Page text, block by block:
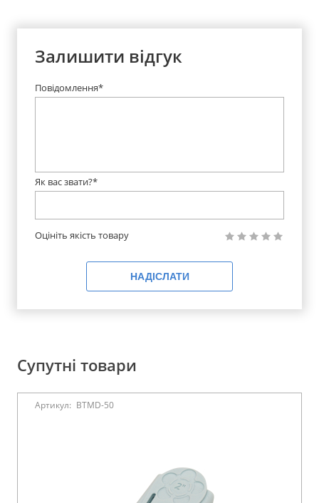
Залишити відгук
Повідомлення*
Як вас звати?*
Оцініть якість товару
НАДІСЛАТИ
Супутні товари
Артикул: BTMD-50